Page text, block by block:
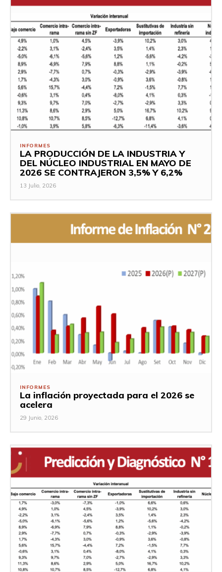
INFORMES
LA PRODUCCIÓN DE LA INDUSTRIA Y
DEL NÚCLEO INDUSTRIAL EN MAYO DE
2026 SE CONTRAJERON 3,5% Y 6,2%
13 Julio, 2026
INFORMES
La inflación proyectada para el 2026 se
acelera
29 Junio, 2026